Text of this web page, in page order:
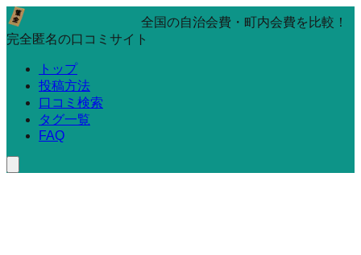
全国の自治会費・町内会費を比較！
完全匿名の口コミサイト
トップ
投稿方法
口コミ検索
タグ一覧
FAQ